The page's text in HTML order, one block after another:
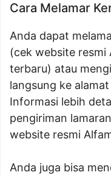
Cara Melamar
Anda dapat
(cek website
terbaru) atau
langsung ke
Informasi lebih
pengiriman
website resmi
Anda juga bisa